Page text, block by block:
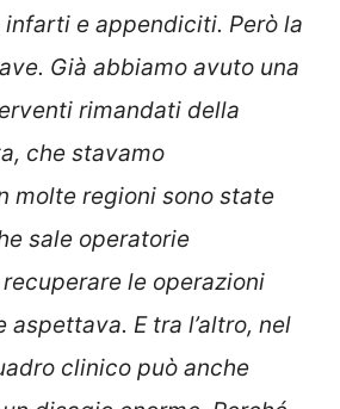
infarti e appendiciti. Però la
Già abbiamo avuto una
rimandati della
che stavamo
molte regioni sono state
sale operatorie
le operazioni
aspettava. E tra l’altro, nel
clinico può anche